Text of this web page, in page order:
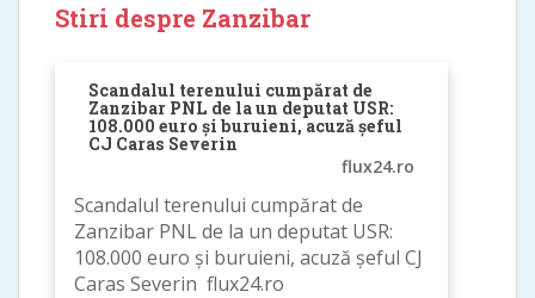
Stiri despre Zanzibar
Scandalul terenului cumpărat de
Zanzibar PNL de la un deputat USR:
108.000 euro și buruieni, acuză șeful
CJ Caras Severin
flux24.ro
Scandalul terenului cumpărat de
Zanzibar PNL de la un deputat USR:
108.000 euro și buruieni, acuză șeful CJ
Caras Severin flux24.ro